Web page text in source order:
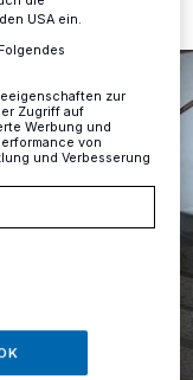
USA ein.
zur
Zugriff auf
Werbung und
von
und Verbesserung